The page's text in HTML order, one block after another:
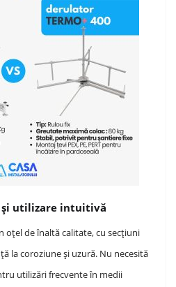
utilizare intuitivă
oțel de înaltă calitate, cu secțiuni
la coroziune și uzură. Nu necesită
utilizări frecvente în medii